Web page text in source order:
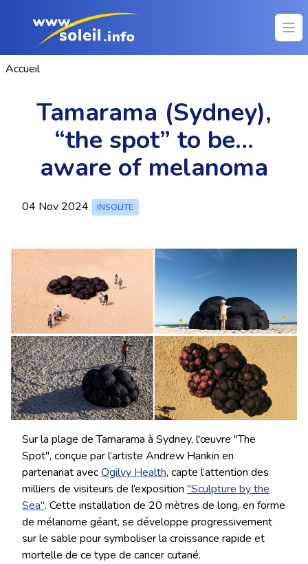
Accueil
Tamarama (Sydney),
“the spot” to be…
aware of melanoma
04 Nov 2024 INSOLITE
Sur la plage de Tamarama à Sydney, l'œuvre "The
Spot", conçue par l’artiste Andrew Hankin en
partenariat avecOgilvy Health, capte l’attention des
milliers de visiteurs de l’exposition "Sculpture by the
Sea". Cette installation de 20 mètres de long, en forme
de mélanome géant, se développe progressivement
sur le sable pour symboliser la croissance rapide et
mortelle de ce type de cancer cutané.